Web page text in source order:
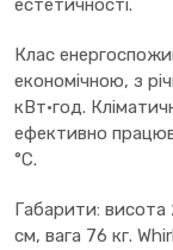
естетичності.
Клас
економічною, з
кВт·год.
ефективно
°C.
Габарити:
см, вага 76 кг.